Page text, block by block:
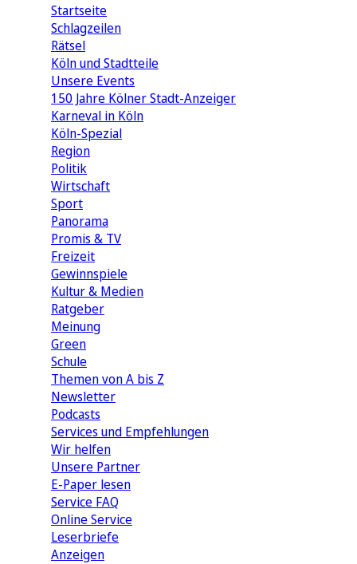
Startseite
Schlagzeilen
Rätsel
Köln und Stadtteile
Unsere Events
150 Jahre Kölner Stadt-Anzeiger
Karneval in Köln
Köln-Spezial
Region
Politik
Wirtschaft
Sport
Panorama
Promis & TV
Freizeit
Gewinnspiele
Kultur & Medien
Ratgeber
Meinung
Green
Schule
Themen von A bis Z
Newsletter
Podcasts
Services und Empfehlungen
Wir helfen
Unsere Partner
E-Paper lesen
Service FAQ
Online Service
Leserbriefe
Anzeigen